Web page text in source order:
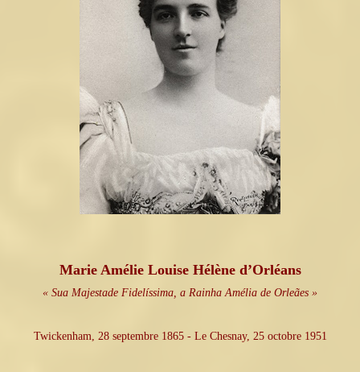
Marie Amélie Louise Hélène d’Orléans
« Sua Majestade Fidelíssima, a Rainha Amélia de Orleães »
Twickenham, 28 septembre 1865 - Le Chesnay, 25 octobre 1951